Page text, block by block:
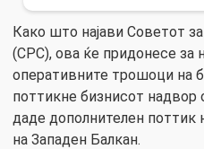
Како што најави Советот
(СРС), ова ќе придонесе за
оперативните трошоци на
поттикне бизнисот надвор
даде дополнителен поттик
на Западен Балкан.